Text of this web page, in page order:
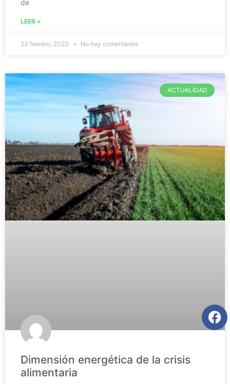
de
LEER »
23 febrero, 2023 No hay comentarios
ACTUALIDAD
Dimensión energética de la crisis
alimentaria